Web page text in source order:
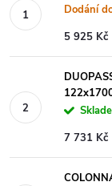
Dodání
5 925 Kč
7 731 Kč